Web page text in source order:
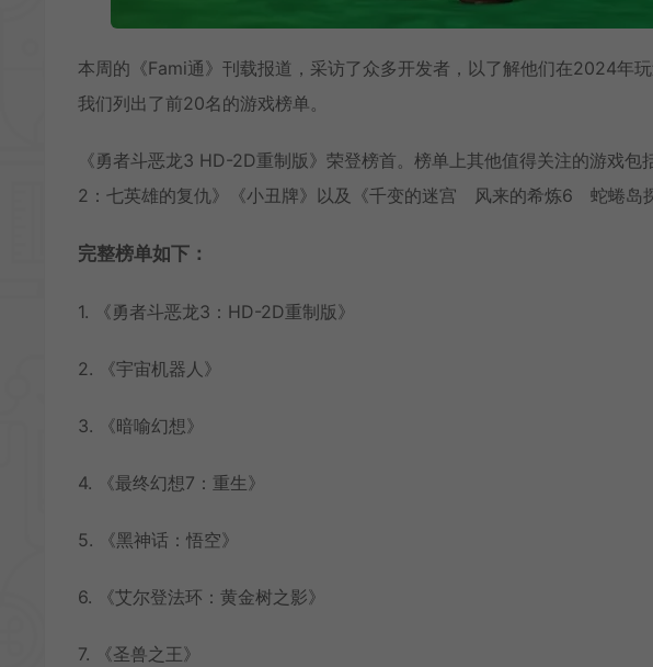
本周的《Fami通》刊载报道，采访了众多开发者，以了解他们在2024年
我们列出了前20名的游戏榜单。
《勇者斗恶龙3 HD-2D重制版》荣登榜首。榜单上其他值得关注的游戏
2：七英雄的复仇》《小丑牌》以及《千变的迷宫 风来的希炼6 蛇蜷岛
完整榜单如下：
1. 《勇者斗恶龙3：HD-2D重制版》
2. 《宇宙机器人》
3. 《暗喻幻想》
4. 《最终幻想7：重生》
5. 《黑神话：悟空》
6. 《艾尔登法环：黄金树之影》
7. 《圣兽之王》